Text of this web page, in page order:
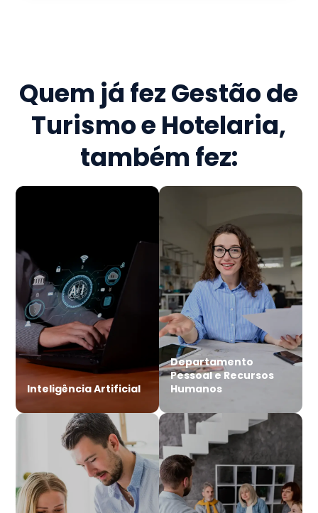
Quem já fezGestão de
Turismo e Hotelaria,
também fez:
Inteligência Artificial
Departamento
Pessoal e Recursos
Humanos